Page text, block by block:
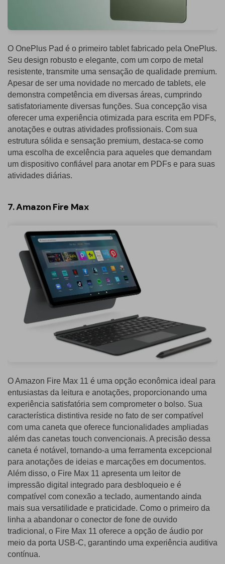
O OnePlus Pad é o primeiro tablet fabricado pela OnePlus.
Seu design robusto e elegante, com um corpo de metal
resistente, transmite uma sensação de qualidade premium.
Apesar de ser uma novidade no mercado de tablets, ele
demonstra competência em diversas áreas, cumprindo
satisfatoriamente diversas funções. Sua concepção visa
oferecer uma experiência otimizada para escrita em PDFs,
anotações e outras atividades profissionais. Com sua
estrutura sólida e sensação premium, destaca-se como
uma escolha de excelência para aqueles que demandam
um dispositivo confiável para anotar em PDFs e para suas
atividades diárias.
7. Amazon Fire Max
O Amazon Fire Max 11 é uma opção econômica ideal para
entusiastas da leitura e anotações, proporcionando uma
experiência satisfatória sem comprometer o bolso. Sua
característica distintiva reside no fato de ser compatível
com uma caneta que oferece funcionalidades ampliadas
além das canetas touch convencionais. A precisão dessa
caneta é notável, tornando-a uma ferramenta excepcional
para anotações de ideias e marcações em documentos.
Além disso, o Fire Max 11 apresenta um leitor de
impressão digital integrado para desbloqueio e é
compatível com conexão a teclado, aumentando ainda
mais sua versatilidade e praticidade. Como o primeiro da
linha a abandonar o conector de fone de ouvido
tradicional, o Fire Max 11 oferece a opção de áudio por
meio da porta USB-C, garantindo uma experiência auditiva
contínua.